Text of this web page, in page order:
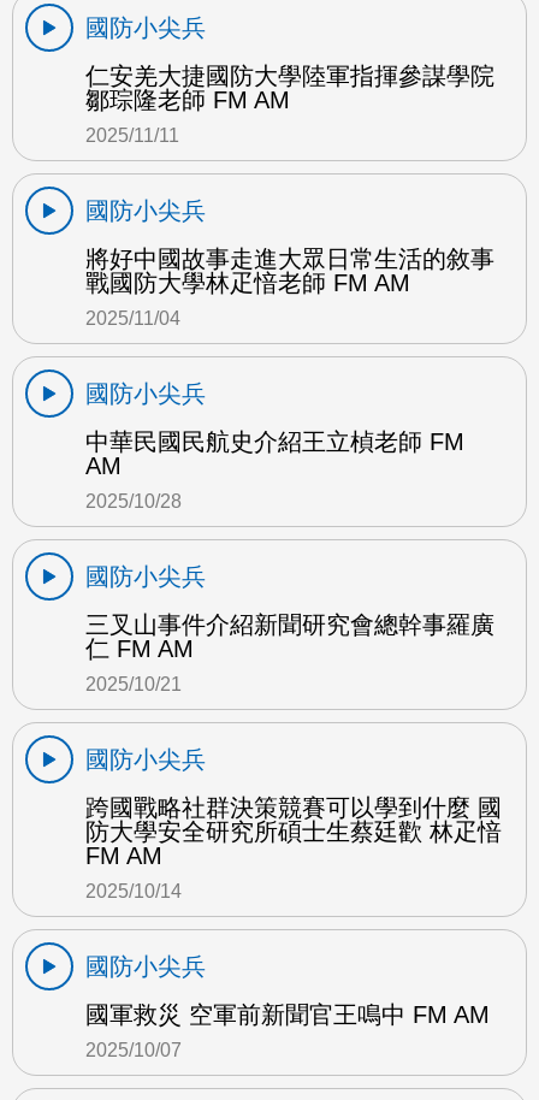
國防小尖兵
仁安羌大捷國防大學陸軍指揮參謀學院
鄒琮隆老師 FM AM
2025/11/11
國防小尖兵
將好中國故事走進大眾日常生活的敘事
戰國防大學林疋愔老師 FM AM
2025/11/04
國防小尖兵
中華民國民航史介紹王立楨老師 FM
AM
2025/10/28
國防小尖兵
三叉山事件介紹新聞研究會總幹事羅廣
仁 FM AM
2025/10/21
國防小尖兵
跨國戰略社群決策競賽可以學到什麼 國
防大學安全研究所碩士生蔡廷歡 林疋愔
FM AM
2025/10/14
國防小尖兵
國軍救災 空軍前新聞官王鳴中 FM AM
2025/10/07